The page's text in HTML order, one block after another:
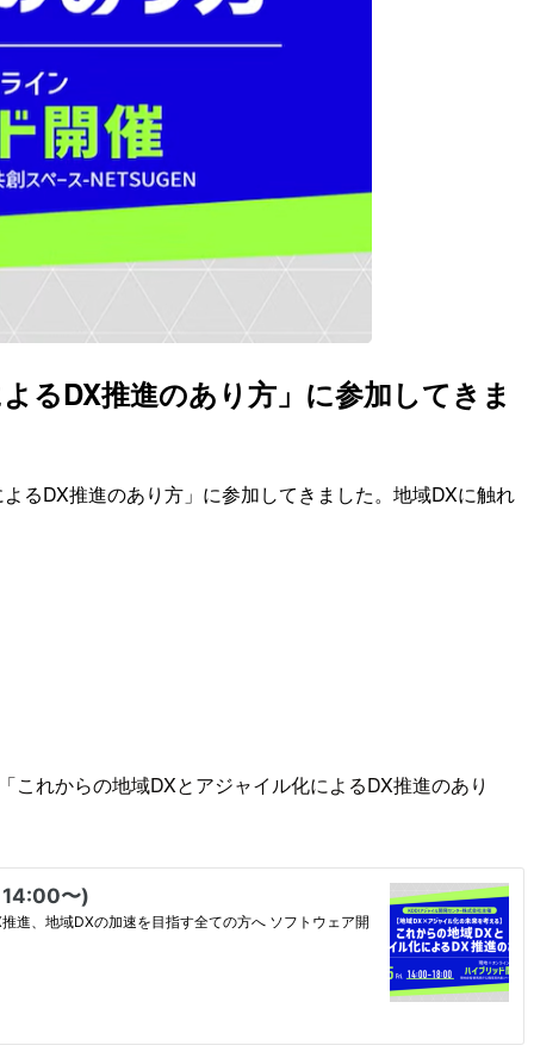
るDX推進のあり方」に参加してきま
るDX推進のあり方」に参加してきました。地域DXに触れ
これからの地域DXとアジャイル化によるDX推進のあり